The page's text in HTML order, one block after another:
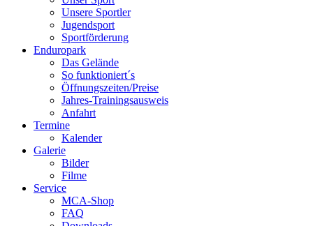
Unsere Sportler
Jugendsport
Sportförderung
Enduropark
Das Gelände
So funktioniert´s
Öffnungszeiten/Preise
Jahres-Trainingsausweis
Anfahrt
Termine
Kalender
Galerie
Bilder
Filme
Service
MCA-Shop
FAQ